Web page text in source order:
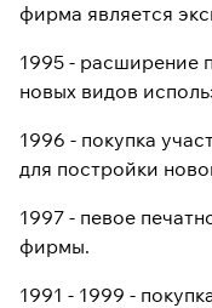
фирма является
1995 - расширение
новых видов
1996 - покупка
для постройки
1997 - певое
фирмы.
1991 - 1999 -